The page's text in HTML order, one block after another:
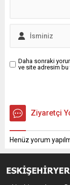
Daha sonraki
ve site adresim bu
Ziyaretçi
Henüz yorum